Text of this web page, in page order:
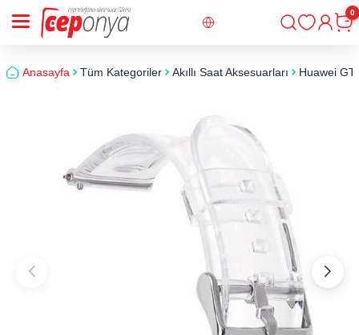
Giriş
0
Anasayfa Tüm Kategoriler Akıllı Saat Aksesuarları Huawei